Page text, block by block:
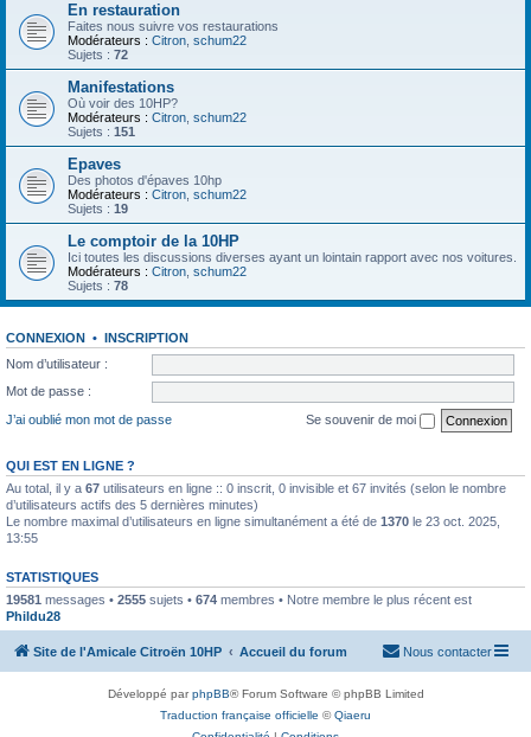
En restauration
Faites nous suivre vos restaurations
Modérateurs : Citron schum22
Sujets : 72
Manifestations
Où voir des 10HP?
Modérateurs : Citron schum22
Sujets : 151
Epaves
Des photos d'épaves 10hp
Modérateurs : Citron schum22
Sujets : 19
Le comptoir de la 10HP
Ici toutes les discussions diverses ayant un lointain rapport avec nos voitures.
Modérateurs : Citron schum22
Sujets : 78
CONNEXION • INSCRIPTION
Nom d’utilisateur :
Mot de passe :
J’ai oublié mon mot de passe
Se souvenir de moi
QUI EST EN LIGNE ?
Au total, il y a 67 utilisateurs en ligne :: 0 inscrit, 0 invisible et 67 invités (selon le nombre
d’utilisateurs actifs des 5 dernières minutes)
Le nombre maximal d’utilisateurs en ligne simultanément a été de 1370 le 23 oct. 2025,
13:55
STATISTIQUES
19581 messages • 2555 sujets • 674 membres • Notre membre le plus récent est
Phildu28
Site de l'Amicale Citroën 10HP Accueil du forum Nous contacter
Développé parphpBB® Forum Software © phpBB Limited
Traduction française officielle ©Qiaeru